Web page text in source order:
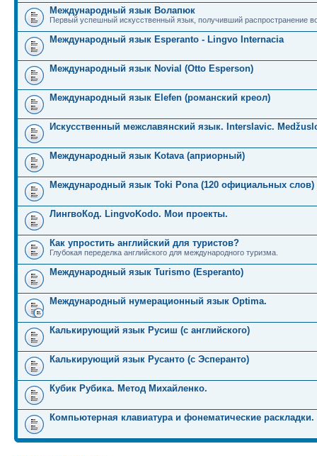
Международный язык Волапюк
Первый успешный искусственный язык, получивший распространение
Международный язык Esperanto - Lingvo Internacia
Международный язык Novial (Otto Esperson)
Международный язык Elefen (романский креол)
Искусственный межславянский язык. Interslavic.
Международный язык Kotava (априорный)
Международный язык Toki Pona (120 официальных слов)
ЛингвоКод. LingvoKodo. Мои проекты.
Как упростить английский для туристов?
Глубокая переделка английского для международного туризма.
Международный язык Turismo (Esperanto)
Международный нумерационный язык Optima.
Калькирующий язык Русиш (с английского)
Калькирующий язык Русанто (с Эсперанто)
Кубик Рубика. Метод Михайленко.
Компьютерная клавиатура и фонематические раскладки.